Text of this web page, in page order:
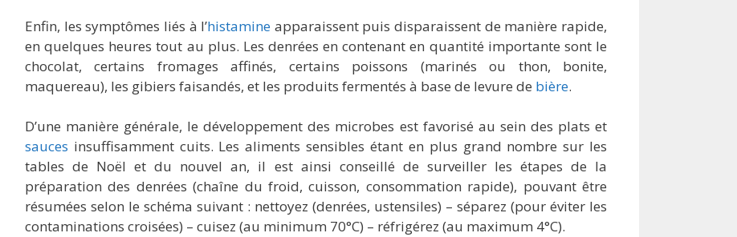
Enfin, les symptômes liés à l’histamine apparaissent puis disparaissent de manière rapide,
en quelques heures tout au plus. Les denrées en contenant en quantité importante sont le
chocolat, certains fromages affinés, certains poissons (marinés ou thon, bonite,
maquereau), les gibiers faisandés, et les produits fermentés à base de levure de bière.
D’une manière générale, le développement des microbes est favorisé au sein des plats et
sauces insuffisamment cuits. Les aliments sensibles étant en plus grand nombre sur les
tables de Noël et du nouvel an, il est ainsi conseillé de surveiller les étapes de la
préparation des denrées (chaîne du froid, cuisson, consommation rapide), pouvant être
résumées selon le schéma suivant : nettoyez (denrées, ustensiles) – séparez (pour éviter les
contaminations croisées) – cuisez (au minimum 70°C) – réfrigérez (au maximum 4°C).